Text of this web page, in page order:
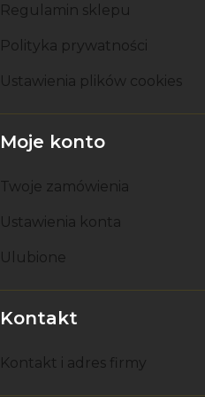
Regulamin sklepu
Polityka prywatności
Ustawienia plików cookies
Moje konto
Twoje zamówienia
Ustawienia konta
Ulubione
Kontakt
Kontakt i adres firmy